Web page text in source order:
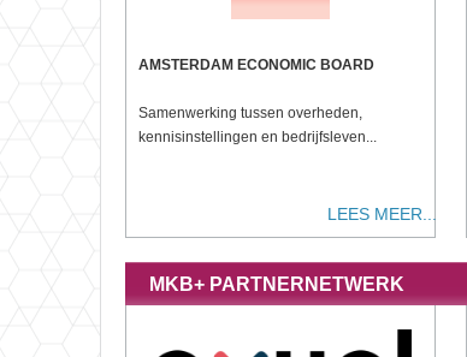
AMSTERDAM ECONOMIC BOARD
Samenwerking tussen overheden,
kennisinstellingen en bedrijfsleven...
LEES MEER...
MKB+ PARTNERNETWERK